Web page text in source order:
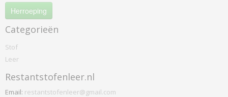
Herroeping
Categorieën
Stof
Leer
Restantstofenleer.nl
Email: restantstofenleer@gmail.com